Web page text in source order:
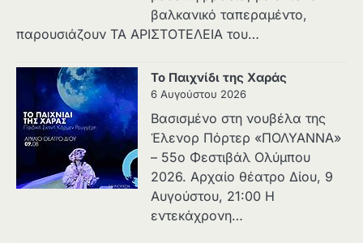
βαλκανικό ταπεραμέντο,
παρουσιάζουν ΤΑ ΑΡΙΣΤΟΤΕΛΕΙΑ του…
Το Παιχνίδι της Χαράς
6 Αυγούστου 2026
Βασισμένο στη νουβέλα της
Έλενορ Πόρτερ «ΠΟΛΥΑΝΝΑ»
– 55ο Φεστιβάλ Ολύμπου
2026. Αρχαίο θέατρο Δίου, 9
Αυγούστου, 21:00 Η
εντεκάχρονη…